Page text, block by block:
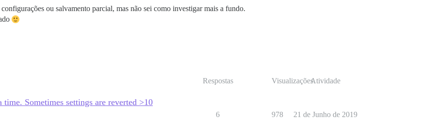
ou salvamento parcial, mas não sei como investigar mais a fundo.
Respostas VisualizaçõesAtividade
Sometimes settings are reverted >10
6 978 21 de Junho de 2019